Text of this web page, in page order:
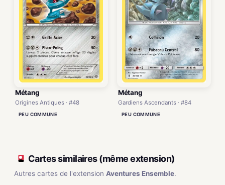
Métang
Origines Antiques · #48
PEU COMMUNE
Métang
Gardiens Ascendants · #84
PEU COMMUNE
Cartes similaires (même extension)
Autres cartes de l'extension Aventures Ensemble.